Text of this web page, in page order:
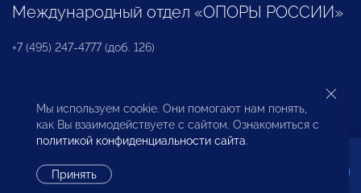
Международный отдел «ОПОРЫ РОССИИ»
+7 (495) 247-4777 (доб. 126)
Бюро по защите прав предпринимателей и
инвесторов
Мы используем cookie. Они помогают нам понять,
как Вы взаимодействуете с сайтом. Ознакомиться с
политикой конфиденциальности сайта.
Принять